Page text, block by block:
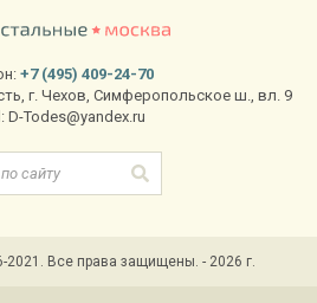
+7 (495) 409-24-70
, г. Чехов, Симферопольское ш., вл. 9
D-Todes@yandex.ru
2021. Все права защищены. - 2026 г.